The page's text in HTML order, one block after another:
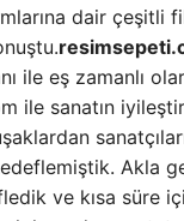
dair çeşitli
ile eş zamanlı
ile sanatın
Akla
ve kısa